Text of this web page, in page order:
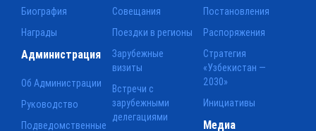
Биография
Награды
Совещания
Поездки в регионы
Зарубежные
визиты
Встречи с
зарубежными
делегациями
Постановления
Распоряжения
Стратегия
«Узбекистан —
2030»
Инициативы
Администрация
Об Администрации
Руководство
Подведомственные
Медиа